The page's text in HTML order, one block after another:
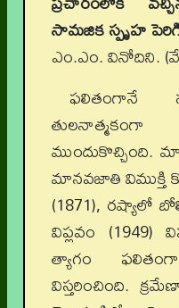
సామజిక స్పృహ
ఎం.ఎం. వినోదిని.
ఫలితంగానే
ముందుకొచ్చింది.
మానవజాతి విముక్తి
(1871), రష్యాలో
విప్లవం (1949)
త్యాగం
విస్తరించింది.